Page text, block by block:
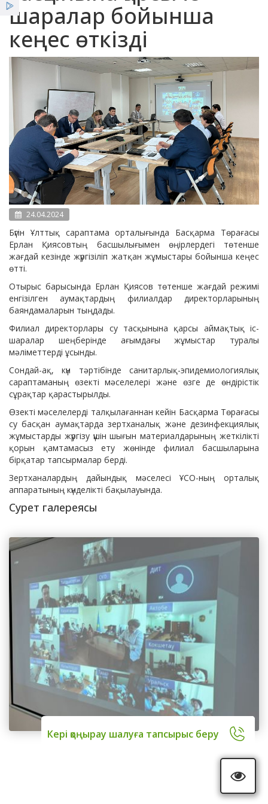
Кері қоңырау шалуға тапсырыс беру
Қызметтер
Жеңілдіктер
Жаңалықтар
шаралар бойынша
кеңес өткізді
24.04.2024
Бүгін Ұлттық сараптама орталығында Басқарма Төрағасы
Ерлан Қиясовтың басшылығымен өңірлердегі төтенше
жағдай кезінде жүргізіліп жатқан жұмыстары бойынша кеңес
өтті.
Отырыс барысында Ерлан Қиясов төтенше жағдай режимі
енгізілген аумақтардың филиалдар директорларының
баяндамаларын тыңдады.
Филиал директорлары су тасқынына қарсы аймақтық іс-
шаралар шеңберінде ағымдағы жұмыстар туралы
мәліметтерді ұсынды.
Сондай-ақ, күн тәртібінде санитарлық-эпидемиологиялық
сараптаманың өзекті мәселелері және өзге де өндірістік
сұрақтар қарастырылды.
Өзекті мәселелерді талқылағаннан кейін Басқарма Төрағасы
су басқан аумақтарда зертханалық және дезинфекциялық
жұмыстарды жүргізу үшін шығын материалдарының жеткілікті
қорын қамтамасыз ету жөнінде филиал басшыларына
бірқатар тапсырмалар берді.
Зертханалардың дайындық мәселесі ҰСО-ның орталық
аппаратының күнделікті бақылауында.
Сурет галереясы